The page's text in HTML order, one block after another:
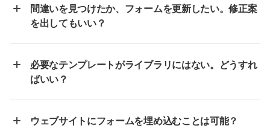
間違いを見つけたか、フォームを更新したい。修正案
を出してもいい？
必要なテンプレートがライブラリにはない。どうすれ
ばいい？
ウェブサイトにフォームを埋め込むことは可能？